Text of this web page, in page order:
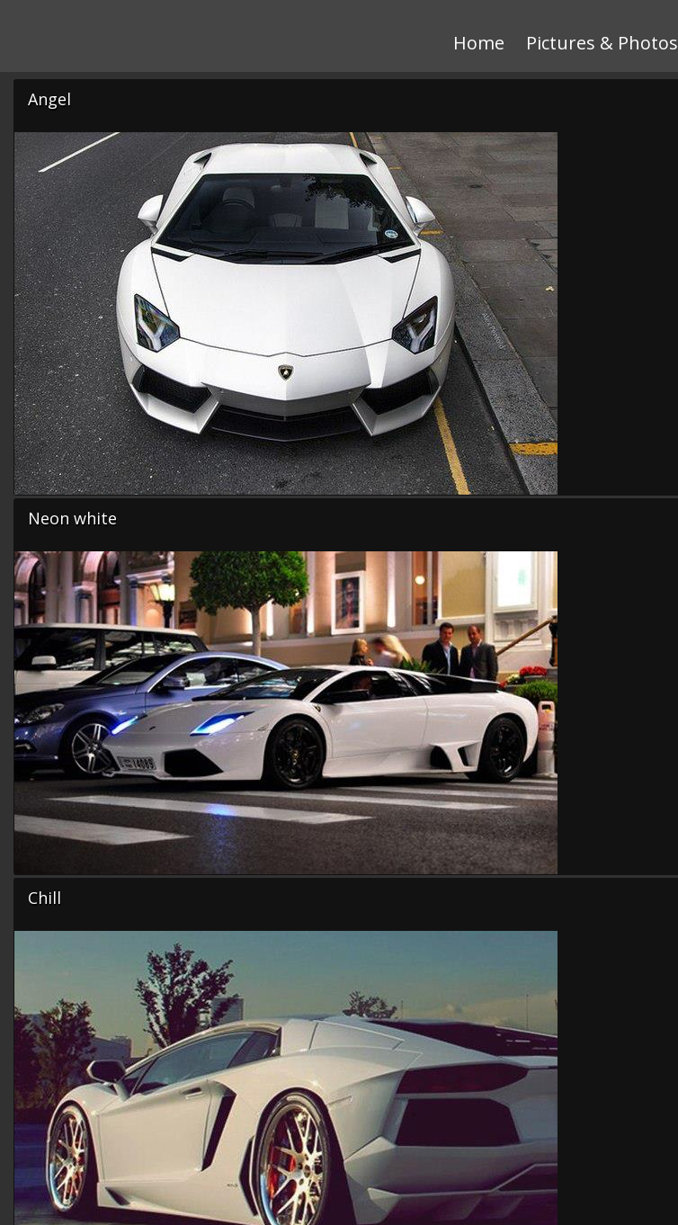
Home Pictures & Photos
Angel
Neon white
Chill